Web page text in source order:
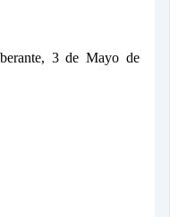
3 de Mayo de